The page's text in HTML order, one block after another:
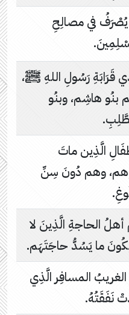
في مصالِحِ
قَرَابَةِ رَسُولِ اللهِ ﷺ،
بنُو هاشِم، وبنُو
الَّذِين ماتَ
وهم دُونَ سِنِّ
الحاجةِ الَّذِينَ لا
ما يَسُدُّ حاجَتَهَم.
المسافِر الَّذِي
نَفَقَتُهُ.